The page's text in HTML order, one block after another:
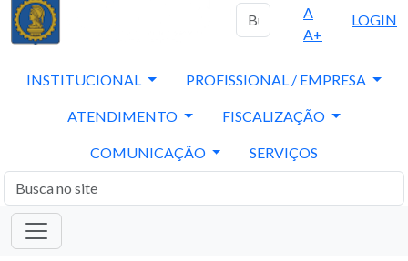
A
A+
LOGIN
INSTITUCIONAL PROFISSIONAL / EMPRESA
ATENDIMENTO FISCALIZAÇÃO
COMUNICAÇÃO SERVIÇOS